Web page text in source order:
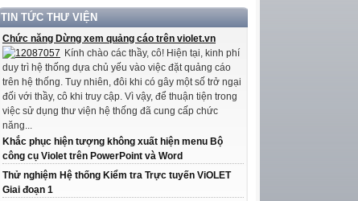
TIN TỨC THƯ VIỆN
Chức năng Dừng xem quảng cáo trên violet.vn
Kính chào các thầy, cô! Hiện tại, kinh phí
duy trì hệ thống dựa chủ yếu vào việc đặt quảng cáo
trên hệ thống. Tuy nhiên, đôi khi có gây một số trở ngại
đối với thầy, cô khi truy cập. Vì vậy, để thuận tiện trong
việc sử dụng thư viện hệ thống đã cung cấp chức
năng...
Khắc phục hiện tượng không xuất hiện menu Bộ
công cụ Violet trên PowerPoint và Word
Thử nghiệm Hệ thống Kiểm tra Trực tuyến ViOLET
Giai đoạn 1